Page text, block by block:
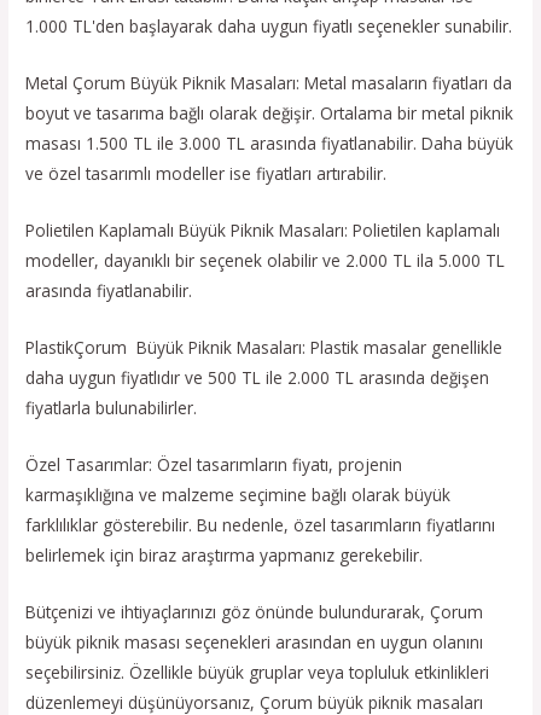
1.000 TL'den başlayarak daha uygun fiyatlı seçenekler sunabilir.
Metal Çorum Büyük Piknik Masaları: Metal masaların fiyatları da
boyut ve tasarıma bağlı olarak değişir. Ortalama bir metal piknik
masası 1.500 TL ile 3.000 TL arasında fiyatlanabilir. Daha büyük
ve özel tasarımlı modeller ise fiyatları artırabilir.
Polietilen Kaplamalı Büyük Piknik Masaları: Polietilen kaplamalı
modeller, dayanıklı bir seçenek olabilir ve 2.000 TL ila 5.000 TL
arasında fiyatlanabilir.
PlastikÇorum Büyük Piknik Masaları: Plastik masalar genellikle
daha uygun fiyatlıdır ve 500 TL ile 2.000 TL arasında değişen
fiyatlarla bulunabilirler.
Özel Tasarımlar: Özel tasarımların fiyatı, projenin
karmaşıklığına ve malzeme seçimine bağlı olarak büyük
farklılıklar gösterebilir. Bu nedenle, özel tasarımların fiyatlarını
belirlemek için biraz araştırma yapmanız gerekebilir.
Bütçenizi ve ihtiyaçlarınızı göz önünde bulundurarak, Çorum
büyük piknik masası seçenekleri arasından en uygun olanını
seçebilirsiniz. Özellikle büyük gruplar veya topluluk etkinlikleri
düzenlemeyi düşünüyorsanız, Çorum büyük piknik masaları